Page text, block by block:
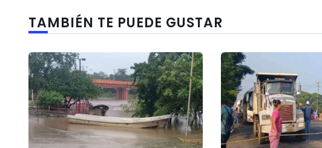
TAMBIÉN TE PUEDE GUSTAR